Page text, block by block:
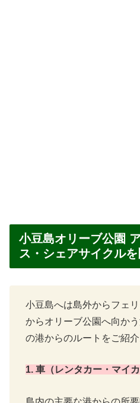
小豆島オリーブ公園
ス・シェアサイクル
小豆島へは島外からフェ
からオリーブ公園へ向か
の港からのルートをご紹介
1. 車（レンタカー・マイ